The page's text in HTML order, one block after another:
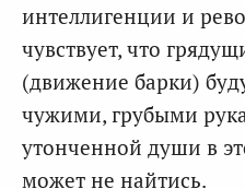
интеллигенции и
чувствует, что
(движение барки)
чужими, грубыми
утонченной души в
может не найтись.